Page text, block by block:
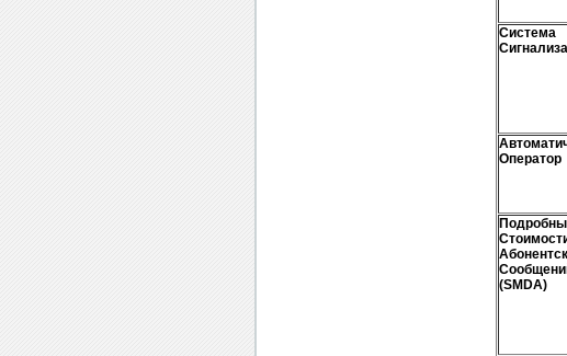
Система
Оператор
(SMDA)